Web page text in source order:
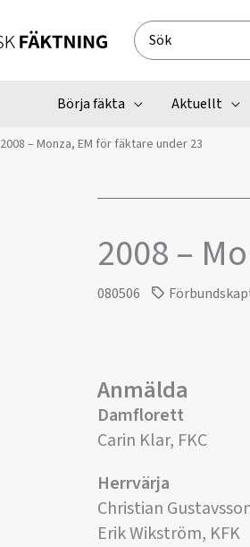
Search
for:
Börja fäkta Aktuellt
2008 – Monza, EM för fäktare under 23
2008 –
080506
Anmälda
Damflorett
Carin Klar, FKC
Herrvärja
Christian
Erik Wikström, KFK